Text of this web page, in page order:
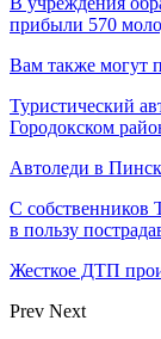
прибыли 570
Вам также могут
Туристический
Городокском
Автоледи в
С собственников
в пользу
Жесткое ДТП
Prev Next